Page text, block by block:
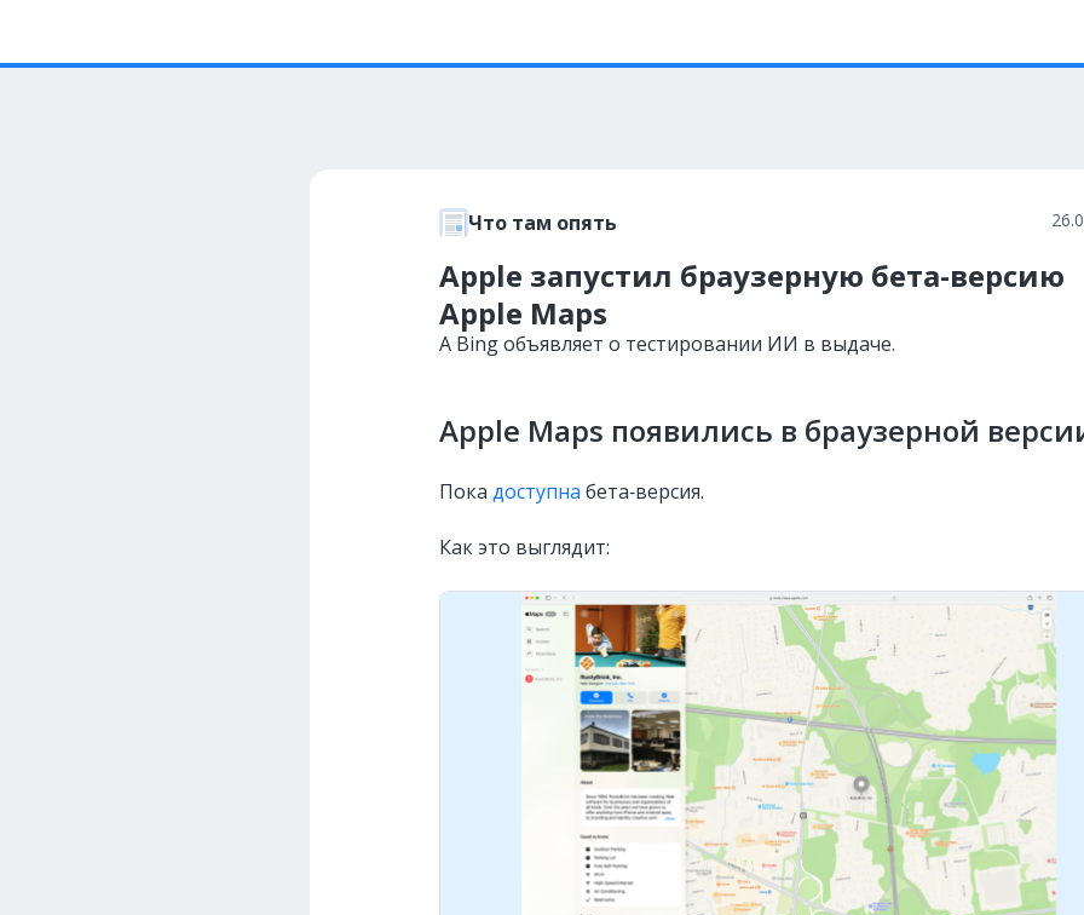
Что там опять
Apple запустил браузерную бета-версию
Apple Maps
А Bing объявляет о тестировании ИИ в выдаче.
Apple Maps появились в браузерной
Пока доступна бета‑версия.
Как это выглядит: